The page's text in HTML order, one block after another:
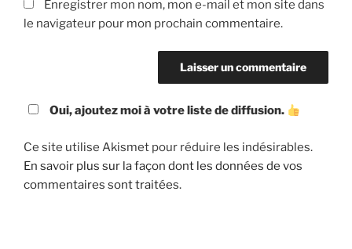
Enregistrer mon nom, mon e-mail et mon site dans
le navigateur pour mon prochain commentaire.
Oui, ajoutez moi à votre liste de diffusion.
Ce site utilise Akismet pour réduire les indésirables.
En savoir plus sur la façon dont les données de vos
commentaires sont traitées.